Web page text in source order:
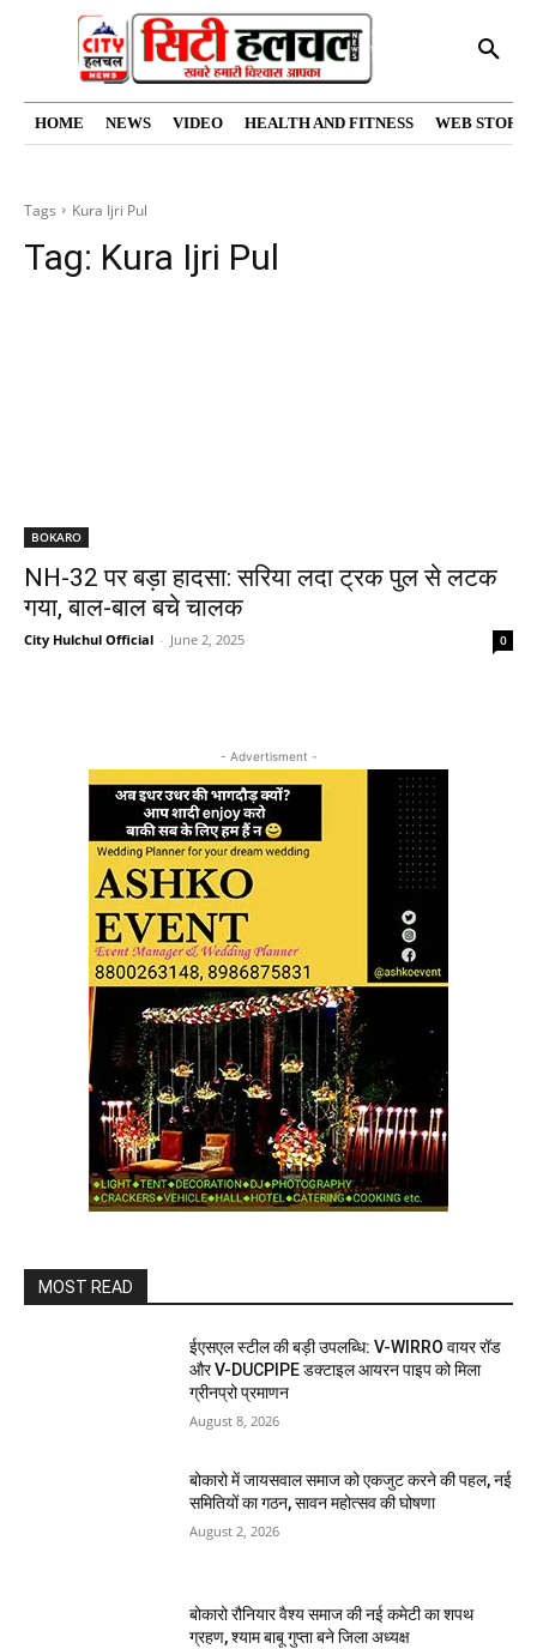
HOME NEWS VIDEO HEALTH AND FITNESS WEB
Tags Kura Ijri Pul
Tag: Kura Ijri Pul
BOKARO
NH-32 पर बड़ा हादसा: सरिया लदा ट्रक पुल से लटक
गया, बाल-बाल बचे चालक
City Hulchul Official - June 2, 2025 0
- Advertisment -
MOST READ
ईएसएल स्टील की बड़ी उपलब्धि: V-WIRRO वायर रॉड
और V-DUCPIPE डक्टाइल आयरन पाइप को मिला
ग्रीनप्रो प्रमाणन
August 8, 2026
बोकारो में जायसवाल समाज को एकजुट करने की पहल, नई
समितियों का गठन, सावन महोत्सव की घोषणा
August 2, 2026
बोकारो रौनियार वैश्य समाज की नई कमेटी का शपथ
ग्रहण, श्याम बाबू गुप्ता बने जिला अध्यक्ष